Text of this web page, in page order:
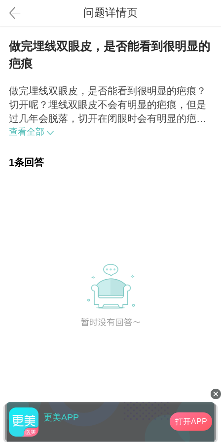
问题详情页
做完埋线双眼皮，是否能看到很明显的
疤痕
做完埋线双眼皮，是否能看到很明显的疤痕？
切开呢？埋线双眼皮不会有明显的疤痕，但是
过几年会脱落，切开在闭眼时会有明显的疤
痕，会随时间变淡，睁眼时是看不出来的，不
查看全部
1条回答
更美APP 打开APP